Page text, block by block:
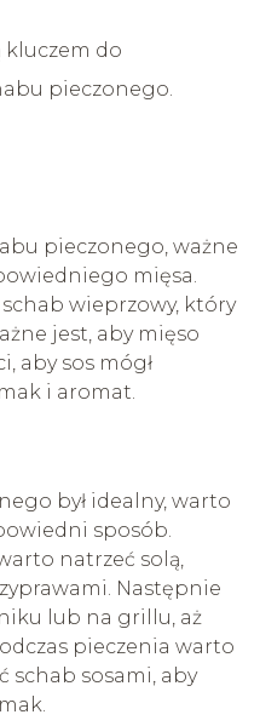
kluczem do
pieczonego.
pieczonego, ważne
mięsa.
wieprzowy, który
jest, aby mięso
aby sos mógł
i aromat.
był idealny, warto
sposób.
natrzeć solą,
Następnie
lub na grillu, aż
pieczenia warto
schab sosami, aby